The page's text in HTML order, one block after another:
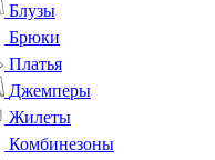
Блузы
Брюки
Платья
Джемперы
Жилеты
Комбинезоны